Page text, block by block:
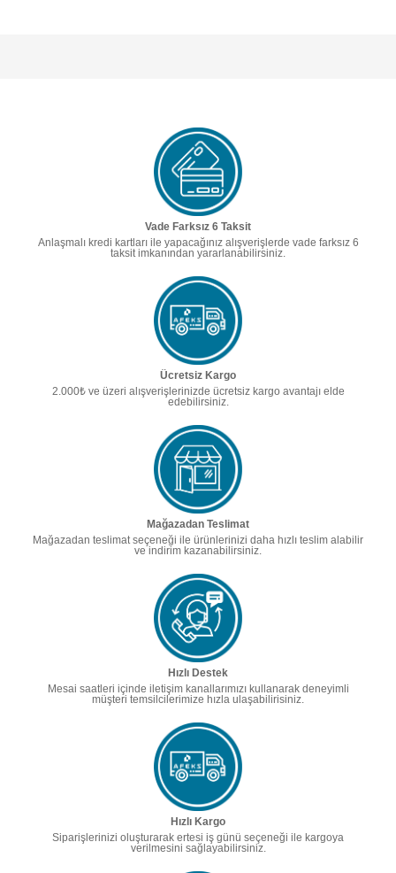
Vade Farksız 6 Taksit
Anlaşmalı kredi kartları ile yapacağınız alışverişlerde vade farksız 6
taksit imkanından yararlanabilirsiniz.
Ücretsiz Kargo
2.000₺ ve üzeri alışverişlerinizde ücretsiz kargo avantajı elde
edebilirsiniz.
Mağazadan Teslimat
Mağazadan teslimat seçeneği ile ürünlerinizi daha hızlı teslim alabilir
ve indirim kazanabilirsiniz.
Hızlı Destek
Mesai saatleri içinde iletişim kanallarımızı kullanarak deneyimli
müşteri temsilcilerimize hızla ulaşabilirisiniz.
Hızlı Kargo
Siparişlerinizi oluşturarak ertesi iş günü seçeneği ile kargoya
verilmesini sağlayabilirsiniz.